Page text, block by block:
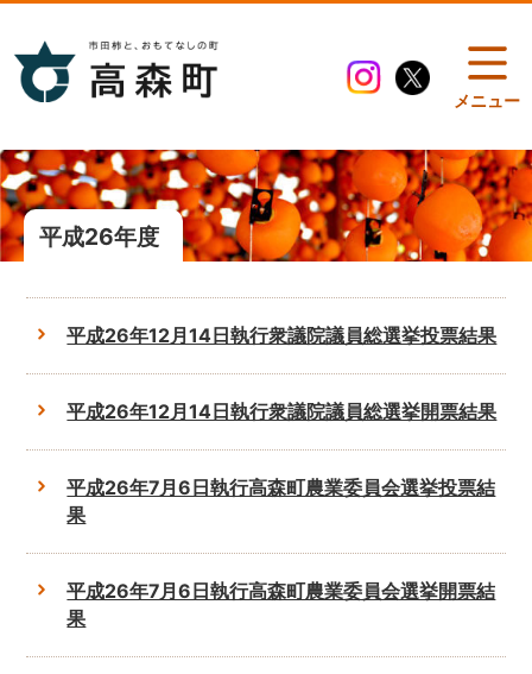
メニュー
平成26年度
平成26年12月14日執行衆議院議員総選挙投票結果
平成26年12月14日執行衆議院議員総選挙開票結果
平成26年7月6日執行高森町農業委員会選挙投票結
果
平成26年7月6日執行高森町農業委員会選挙開票結
果